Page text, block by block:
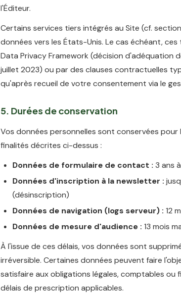
l'Éditeur.
Certains services tiers intégrés au Site (cf.
données vers les États-Unis. Le cas échéant,
Data Privacy Framework (décision d'adéquation
juillet 2023) ou par des clauses contractuelles
qu'après recueil de votre consentement via le
5. Durées de conservation
Vos données personnelles sont conservées
finalités décrites ci-dessus :
Données de formulaire de contact : 3 ans
Données d'inscription à la newsletter :
(désinscription)
Données de navigation (logs serveur) : 12
Données de mesure d'audience : 13 mois
À l'issue de ces délais, vos données sont
irréversible. Certaines données peuvent faire
satisfaire aux obligations légales, comptables ou
délais de prescription applicables.